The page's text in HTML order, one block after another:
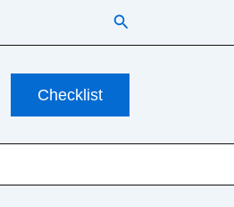
Zoeken
Checklist